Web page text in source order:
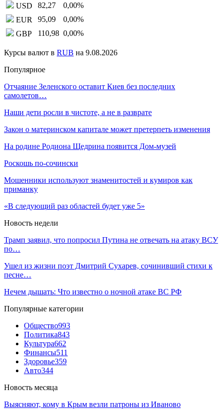
USD
82,27 0,00%
EUR
95,09 0,00%
GBP
110,98 0,00%
Курсы валют в RUB на 9.08.2026
Популярное
Отчаяние Зеленского оставит Киев без последних
самолетов…
Наши дети росли в чистоте, а не в разврате
Закон о материнском капитале может претерпеть изменения
На родине Родиона Щедрина появится Дом-музей
Роскошь по-сочински
Мошенники используют знаменитостей и кумиров как
приманку
«В следующий раз областей будет уже 5»
Новость недели
Трамп заявил, что попросил Путина не отвечать на атаку ВСУ
по…
Ушел из жизни поэт Дмитрий Сухарев, сочинивший стихи к
песне…
Нечем дышать: Что известно о ночной атаке ВС РФ
Популярные категории
Общество993
Политика843
Культура662
Финансы511
Здоровье359
Авто344
Новость месяца
Выясняют, кому в Крым везли патроны из Иваново